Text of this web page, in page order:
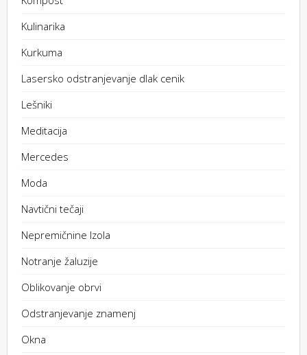
Kulinarika
Kurkuma
Lasersko odstranjevanje dlak cenik
Lešniki
Meditacija
Mercedes
Moda
Navtični tečaji
Nepremičnine Izola
Notranje žaluzije
Oblikovanje obrvi
Odstranjevanje znamenj
Okna